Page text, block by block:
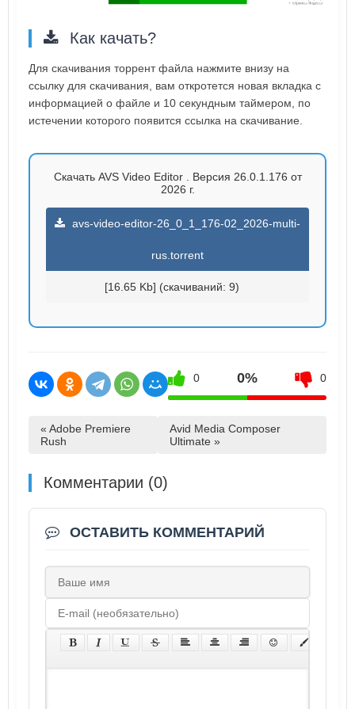
Как качать?
Для скачивания торрент файла нажмите внизу на
ссылку для скачивания, вам откротется новая вкладка с
информацией о файле и 10 секундным таймером, по
истечении которого появится ссылка на скачивание.
Скачать AVS Video Editor . Версия 26.0.1.176 от
2026 г.
avs-video-editor-26_0_1_176-02_2026-multi-
rus.torrent
[16.65 Kb] (cкачиваний: 9)
0 0% 0
« Adobe Premiere
Rush
Avid Media Composer
Ultimate »
Комментарии (0)
ОСТАВИТЬ КОММЕНТАРИЙ